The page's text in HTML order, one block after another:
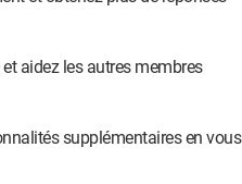
aidez les autres membres
supplémentaires en